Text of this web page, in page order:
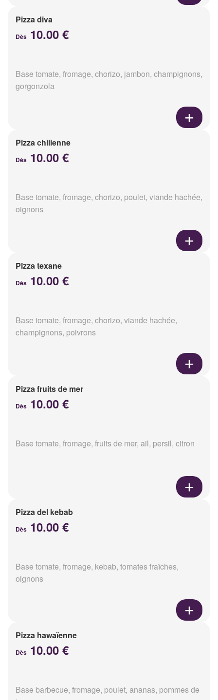
Pizza diva
Dès 10.00 €
Base tomate, fromage, chorizo, jambon, champignons,
gorgonzola
Pizza chilienne
Dès 10.00 €
Base tomate, fromage, chorizo, poulet, viande hachée,
oignons
Pizza texane
Dès 10.00 €
Base tomate, fromage, chorizo, viande hachée,
champignons, poivrons
Pizza fruits de mer
Dès 10.00 €
Base tomate, fromage, fruits de mer, ail, persil, citron
Pizza del kebab
Dès 10.00 €
Base tomate, fromage, kebab, tomates fraîches,
oignons
Pizza hawaïenne
Dès 10.00 €
Base barbecue, fromage, poulet, ananas, pommes de